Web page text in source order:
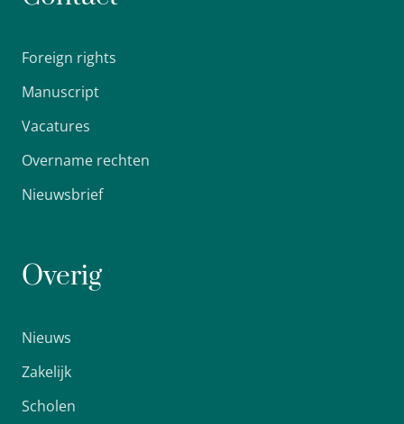
Foreign rights
Manuscript
Vacatures
Overname rechten
Nieuwsbrief
Overig
Nieuws
Zakelijk
Scholen